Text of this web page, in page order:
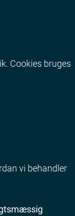
Cookies bruges
vi behandler